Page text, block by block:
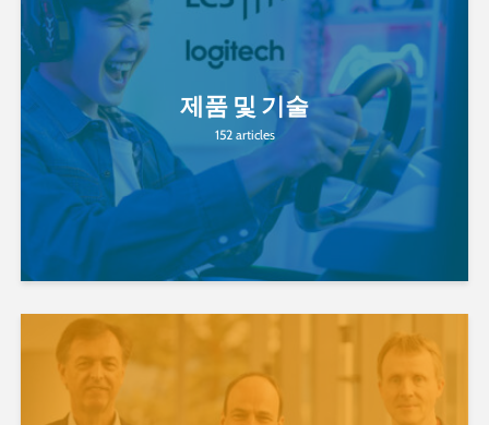
제품 및 기술
152 articles